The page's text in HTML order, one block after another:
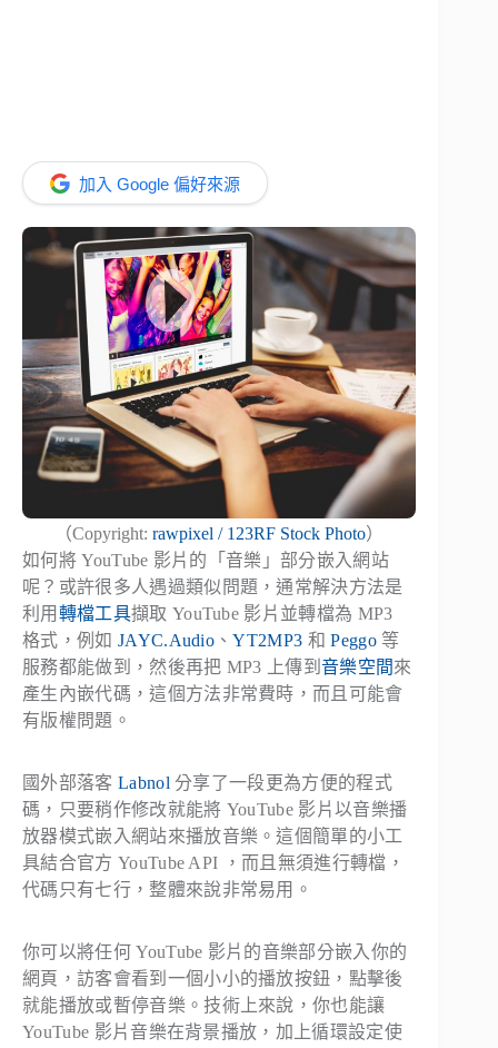
加入 Google 偏好來源
（Copyright:rawpixel / 123RF Stock Photo）
如何將 YouTube 影片的「音樂」部分嵌入網站
呢？或許很多人遇過類似問題，通常解決方法是
利用 轉檔工具擷取 YouTube 影片並轉檔為 MP3
格式，例如 JAYC.Audio 、YT2MP3 和Peggo等
服務都能做到，然後再把 MP3 上傳到音樂空間來
產生內嵌代碼，這個方法非常費時，而且可能會
有版權問題。
國外部落客 Labnol 分享了一段更為方便的程式
碼，只要稍作修改就能將 YouTube 影片以音樂播
放器模式嵌入網站來播放音樂。這個簡單的小工
具結合官方 YouTube API ，而且無須進行轉檔，
代碼只有七行，整體來說非常易用。
你可以將任何 YouTube 影片的音樂部分嵌入你的
網頁，訪客會看到一個小小的播放按鈕，點擊後
就能播放或暫停音樂。技術上來說，你也能讓
YouTube 影片音樂在背景播放，加上循環設定使